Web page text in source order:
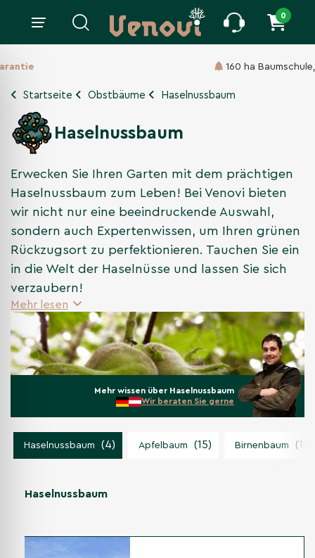
0
Seit 1860
Startseite Obstbäume Haselnussbaum
Haselnussbaum
Erwecken Sie Ihren Garten mit dem prächtigen
Haselnussbaum zum Leben! Bei Venovi bieten
wir nicht nur eine beeindruckende Auswahl,
sondern auch Expertenwissen, um Ihren grünen
Rückzugsort zu perfektionieren. Tauchen Sie ein
in die Welt der Haselnüsse und lassen Sie sich
verzaubern!
Mehr lesen
Mehr wissen über Haselnussbaum
Wir beraten Sie gerne
Apfelbaum (15) Birnenbaum (10)
Haselnussbaum (4)
Haselnussbaum